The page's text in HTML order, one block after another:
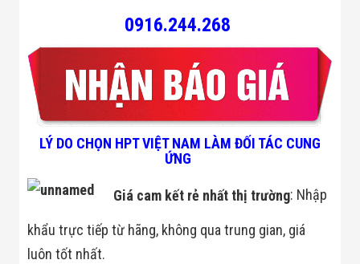
0916.244.268
LÝ DO CHỌN HPT VIỆT NAM LÀM ĐỐI TÁC CUNG
ỨNG
Giá cam kết rẻ nhất thị trường: Nhập
khẩu trực tiếp từ hãng, không qua trung gian, giá
luôn tốt nhất.